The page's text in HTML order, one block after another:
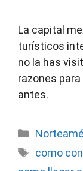
La capital
turísticos
no la has
razones
antes.
Etiquetas
como